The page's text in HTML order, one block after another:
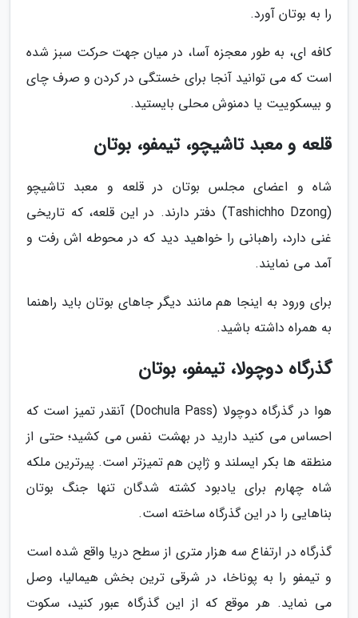
را به بوتان آورد.
کافه ای، به طور معجزه آسا، در میان جهت حرکت سبز شده
است که می توانید آنجا برای خستگی در کردن و صرف چای
و بیسکوییت یا دمنوش محلی بایستید.
قلعه و معبد تاشیچو، تیمفو، بوتان
شاه و اعضای مجلس بوتان در قلعه و معبد تاشیچو
(Tashichho Dzong) دفتر دارند. در این قلعه، که تاریخی
غنی دارد، راهبانی را خواهید دید که در محوطه اش رفت و
آمد می نمایند.
برای ورود به اینجا هم مانند دیگر جاهای بوتان باید راهنما
به همراه داشته باشید.
گذرگاه دوچولا، تیمفو، بوتان
هوا در گذرگاه دوچولا (Dochula Pass) آنقدر تمیز است که
احساس می کنید دارید در بهشت نفس می کشید؛ حتی از
منطقه ها بکر ایسلند و ژاپن هم تمیزتر است. پیرترین ملکه
شاه چهارم برای یادبود کشته شدگان تنها جنگ بوتان
بناهایی را در این گذرگاه ساخته است.
گذرگاه در ارتفاع سه هزار متری از سطح دریا واقع شده است
و تیمفو را به پوناخا، در شرقی ترین بخش هیمالیا، وصل
می نماید. هر موقع که از این گذرگاه عبور کنید، سکوت